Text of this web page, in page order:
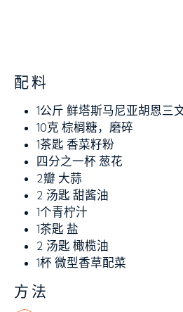
配料
1公斤 鲜塔斯马尼亚胡恩三
10克 棕榈糖，磨碎
1茶匙 香菜籽粉
四分之一杯 葱花
2瓣 大蒜
2 汤匙 甜酱油
1个青柠汁
1茶匙 盐
2 汤匙 橄榄油
1杯 微型香草配菜
方法